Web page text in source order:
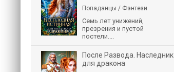
Попаданцы / Фэнтези
Семь лет унижений,
презрения и пустой
постели....
После Развода. Наследник
для дракона